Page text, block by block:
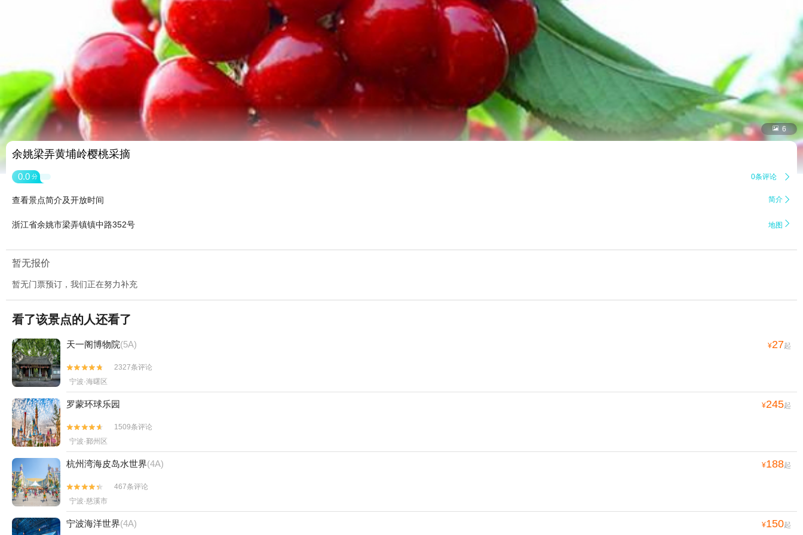
 6
余姚梁弄黄埔岭樱桃采摘
0.0 分 0条评论 
查看景点简介及开放时间 简介 
浙江省余姚市梁弄镇镇中路352号 地图 
暂无报价
暂无门票预订，我们正在努力补充
看了该景点的人还看了
天一阁博物院(5A) ¥27起


2327条评论
宁波·海曙区
罗蒙环球乐园 ¥245起


1509条评论
宁波·鄞州区
杭州湾海皮岛水世界(4A) ¥188起


467条评论
宁波·慈溪市
宁波海洋世界(4A) ¥150起